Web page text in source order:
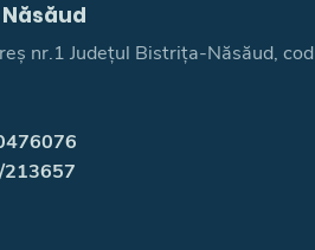
nr.1 Județul Bistrița-Năsăud, cod